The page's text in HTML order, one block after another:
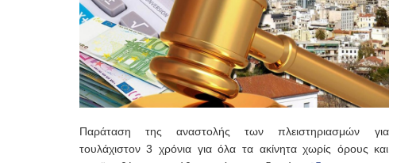
Παράταση της αναστολής των πλειστηριασμών για
τουλάχιστον 3 χρόνια για όλα τα ακίνητα χωρίς όρους και